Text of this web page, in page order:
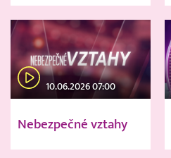
10.06.2026 07:00
Nebezpečné vztahy